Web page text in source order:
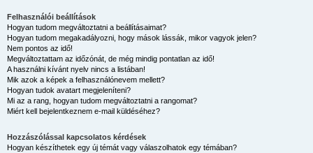
Felhasználói beállítások
Hogyan tudom megváltoztatni a beállításaimat?
Hogyan tudom megakadályozni, hogy mások lássák, mikor vagyok jelen?
Nem pontos az idő!
Megváltoztattam az időzónát, de még mindig pontatlan az idő!
A használni kívánt nyelv nincs a listában!
Mik azok a képek a felhasználónevem mellett?
Hogyan tudok avatart megjeleníteni?
Mi az a rang, hogyan tudom megváltoztatni a rangomat?
Miért kell bejelentkeznem e-mail küldéséhez?
Hozzászólással kapcsolatos kérdések
Hogyan készíthetek egy új témát vagy válaszolhatok egy témában?